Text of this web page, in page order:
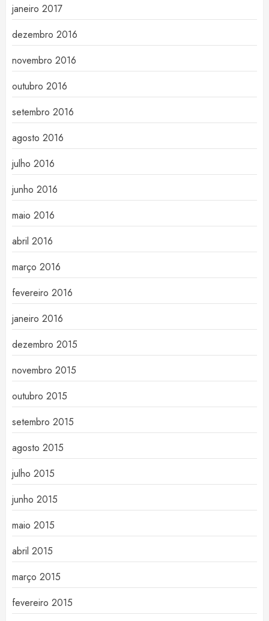
janeiro 2017
dezembro 2016
novembro 2016
outubro 2016
setembro 2016
agosto 2016
julho 2016
junho 2016
maio 2016
abril 2016
março 2016
fevereiro 2016
janeiro 2016
dezembro 2015
novembro 2015
outubro 2015
setembro 2015
agosto 2015
julho 2015
junho 2015
maio 2015
abril 2015
março 2015
fevereiro 2015